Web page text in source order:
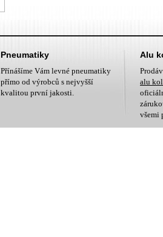
Pneumatiky
Přínášíme Vám levné pneumatiky
přímo od výrobců s nejvyšší
kvalitou první jakosti.
Alu
alu
všemi